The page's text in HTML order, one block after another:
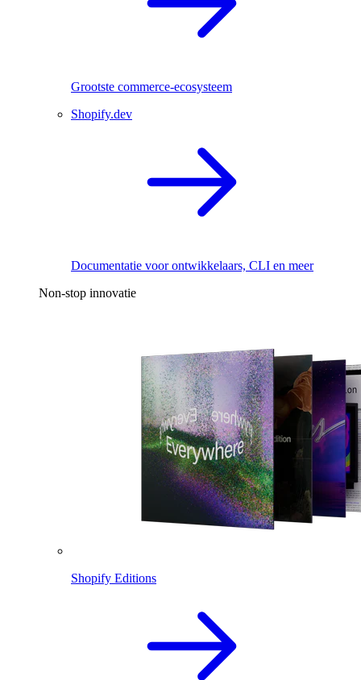
Grootste commerce-ecosysteem
Shopify.dev
Documentatie voor ontwikkelaars, CLI en meer
Non-stop innovatie
Shopify Editions